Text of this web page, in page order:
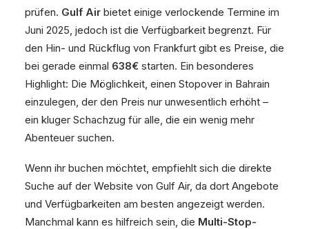
prüfen. Gulf Air bietet einige verlockende Termine im
Juni 2025, jedoch ist die Verfügbarkeit begrenzt. Für
den Hin- und Rückflug von Frankfurt gibt es Preise, die
bei gerade einmal 638€ starten. Ein besonderes
Highlight: Die Möglichkeit, einen Stopover in Bahrain
einzulegen, der den Preis nur unwesentlich erhöht –
ein kluger Schachzug für alle, die ein wenig mehr
Abenteuer suchen.
Wenn ihr buchen möchtet, empfiehlt sich die direkte
Suche auf der Website von Gulf Air, da dort Angebote
und Verfügbarkeiten am besten angezeigt werden.
Manchmal kann es hilfreich sein, die Multi-Stop-